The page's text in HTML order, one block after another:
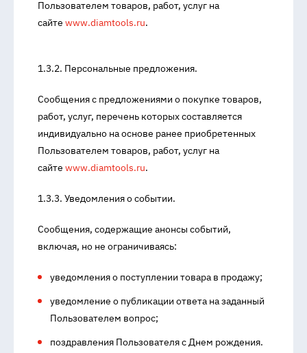
Пользователем товаров, работ, услуг на
сайте www.diamtools.ru.
1.3.2. Персональные предложения.
Сообщения с предложениями о покупке товаров,
работ, услуг, перечень которых составляется
индивидуально на основе ранее приобретенных
Пользователем товаров, работ, услуг на
сайте www.diamtools.ru.
1.3.3. Уведомления о событии.
Сообщения, содержащие анонсы событий,
включая, но не ограничиваясь:
уведомления о поступлении товара в продажу;
уведомление о публикации ответа на заданный
Пользователем вопрос;
поздравления Пользователя с Днем рождения.